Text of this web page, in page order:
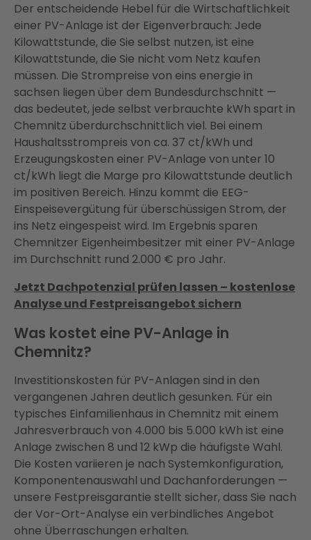
Der entscheidende Hebel für die Wirtschaftlichkeit
einer PV-Anlage ist der Eigenverbrauch: Jede
Kilowattstunde, die Sie selbst nutzen, ist eine
Kilowattstunde, die Sie nicht vom Netz kaufen
müssen. Die Strompreise von eins energie in
sachsen liegen über dem Bundesdurchschnitt —
das bedeutet, jede selbst verbrauchte kWh spart in
Chemnitz überdurchschnittlich viel. Bei einem
Haushaltsstrompreis von ca. 37 ct/kWh und
Erzeugungskosten einer PV-Anlage von unter 10
ct/kWh liegt die Marge pro Kilowattstunde deutlich
im positiven Bereich. Hinzu kommt die EEG-
Einspeisevergütung für überschüssigen Strom, der
ins Netz eingespeist wird. Im Ergebnis sparen
Chemnitzer Eigenheimbesitzer mit einer PV-Anlage
im Durchschnitt rund 2.000 € pro Jahr.
Jetzt Dachpotenzial prüfen lassen – kostenlose
Analyse und Festpreisangebot sichern
Was kostet eine PV-Anlage in
Chemnitz?
Investitionskosten für PV-Anlagen sind in den
vergangenen Jahren deutlich gesunken. Für ein
typisches Einfamilienhaus in Chemnitz mit einem
Jahresverbrauch von 4.000 bis 5.000 kWh ist eine
Anlage zwischen 8 und 12 kWp die häufigste Wahl.
Die Kosten variieren je nach Systemkonfiguration,
Komponentenauswahl und Dachanforderungen —
unsere Festpreisgarantie stellt sicher, dass Sie nach
der Vor-Ort-Analyse ein verbindliches Angebot
ohne Überraschungen erhalten.